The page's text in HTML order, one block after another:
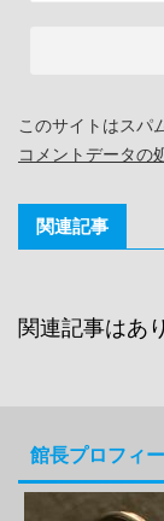
このサイトはスパ
コメントデータの
関連記事
関連記事はあ
館長プロフィ